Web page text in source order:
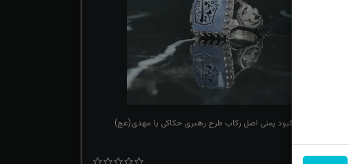
انگشتر نقره عقیق کبود یمنی اصل رکاب طرح رهبری حکاکی یا مهدی(عج)